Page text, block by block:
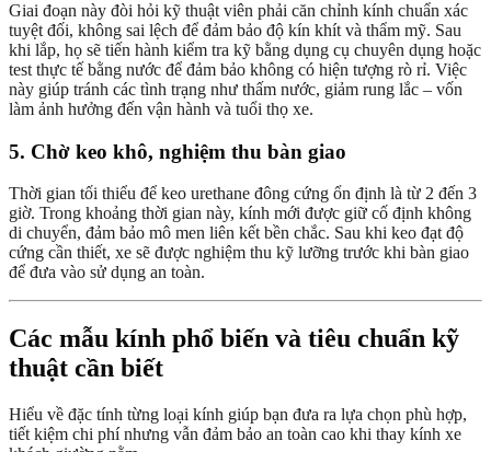
Giai đoạn này đòi hỏi kỹ thuật viên phải căn chỉnh kính chuẩn xác
tuyệt đối, không sai lệch để đảm bảo độ kín khít và thẩm mỹ. Sau
khi lắp, họ sẽ tiến hành kiểm tra kỹ bằng dụng cụ chuyên dụng hoặc
test thực tế bằng nước để đảm bảo không có hiện tượng rò rỉ. Việc
này giúp tránh các tình trạng như thấm nước, giảm rung lắc – vốn
làm ảnh hưởng đến vận hành và tuổi thọ xe.
5. Chờ keo khô, nghiệm thu bàn giao
Thời gian tối thiểu để keo urethane đông cứng ổn định là từ 2 đến 3
giờ. Trong khoảng thời gian này, kính mới được giữ cố định không
di chuyển, đảm bảo mô men liên kết bền chắc. Sau khi keo đạt độ
cứng cần thiết, xe sẽ được nghiệm thu kỹ lưỡng trước khi bàn giao
để đưa vào sử dụng an toàn.
Các mẫu kính phổ biến và tiêu chuẩn kỹ
thuật cần biết
Hiểu về đặc tính từng loại kính giúp bạn đưa ra lựa chọn phù hợp,
tiết kiệm chi phí nhưng vẫn đảm bảo an toàn cao khi thay kính xe